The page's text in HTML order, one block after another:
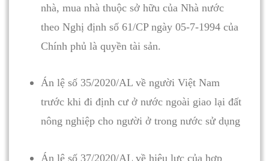
nhà, mua nhà thuộc sở hữu của Nhà nước
theo Nghị định số 61/CP ngày 05-7-1994 của
Chính phủ là quyền tài sản.
Án lệ số 35/2020/AL về người Việt Nam
trước khi đi định cư ở nước ngoài giao lại đất
nông nghiệp cho người ở trong nước sử dụng
Án lệ số 37/2020/AL về hiệu lực của hợp